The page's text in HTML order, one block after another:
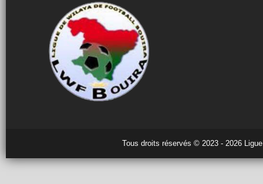
Tous droits réservés © 2023 - 2026